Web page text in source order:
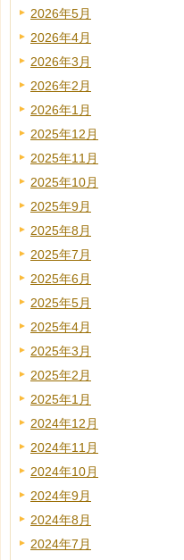
2026年5月
2026年4月
2026年3月
2026年2月
2026年1月
2025年12月
2025年11月
2025年10月
2025年9月
2025年8月
2025年7月
2025年6月
2025年5月
2025年4月
2025年3月
2025年2月
2025年1月
2024年12月
2024年11月
2024年10月
2024年9月
2024年8月
2024年7月